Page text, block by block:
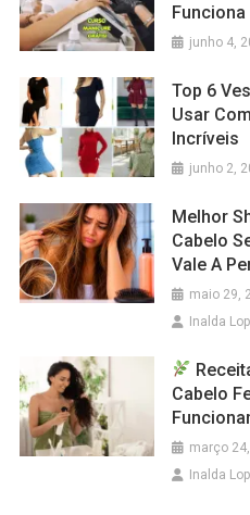
junho 4,
Top 6
Usar
Incríveis
junho 2,
Melhor
Cabelo
Vale A
maio 29,
Inalda
Cabelo
março
Inalda